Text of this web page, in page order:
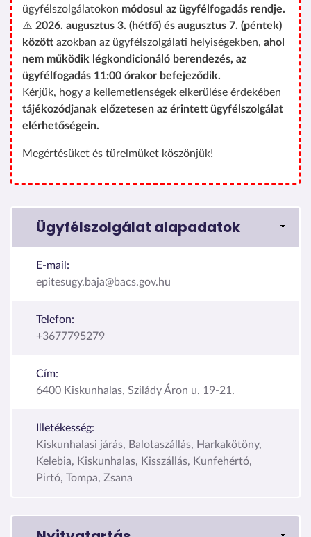
ügyfélszolgálatokon módosul az ügyfélfogadás rendje.
⚠️ 2026. augusztus 3. (hétfő) és augusztus 7. (péntek)
között azokban az ügyfélszolgálati helyiségekben, ahol
nem működik légkondicionáló berendezés, az
ügyfélfogadás 11:00 órakor befejeződik.
Kérjük, hogy a kellemetlenségek elkerülése érdekében
tájékozódjanak előzetesen az érintett ügyfélszolgálat
elérhetőségein.
Megértésüket és türelmüket köszönjük!
Ügyfélszolgálat alapadatok
E-mail:
epitesugy.baja@bacs.gov.hu
Telefon:
+3677795279
Cím:
6400 Kiskunhalas, Szilády Áron u. 19-21.
Illetékesség:
Kiskunhalasi járás, Balotaszállás, Harkakötöny,
Kelebia, Kiskunhalas, Kisszállás, Kunfehértó,
Pirtó, Tompa, Zsana